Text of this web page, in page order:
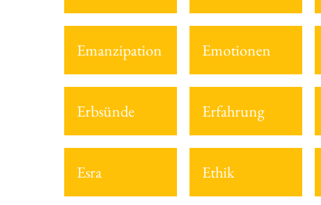
Emanzipation Emotionen
Erbsünde Erfahrung
Esra Ethik